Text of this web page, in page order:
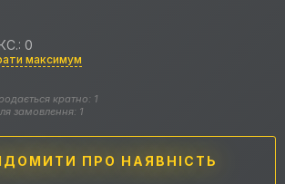
0
максимум
кратно: 1
замовлення: 1
ПРО НАЯВНІСТЬ